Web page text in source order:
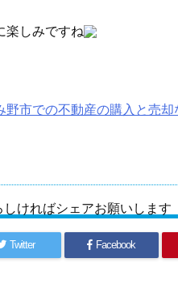
楽しみですね
野市での不動産の購入と売
しければシェアお願いします
Twitter Facebook